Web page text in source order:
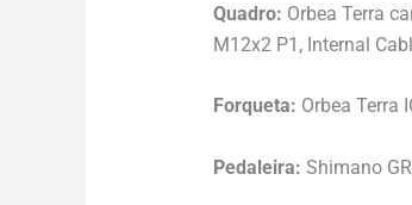
Quadro: Orbea Terra
M12x2 P1, Internal
Forqueta: Orbea Terra
Pedaleira: Shimano